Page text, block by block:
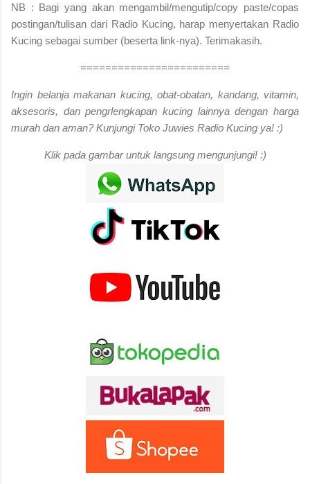
NB : Bagi yang akan mengambil/mengutip/copy paste/copas
postingan/tulisan dari Radio Kucing, harap menyertakan Radio
Kucing sebagai sumber (beserta link-nya). Terimakasih.
========================
Ingin belanja makanan kucing, obat-obatan, kandang, vitamin,
aksesoris, dan pengrlengkapan kucing lainnya dengan harga
murah dan aman? Kunjungi Toko Juwies Radio Kucing ya! :)
Klik pada gambar untuk langsung mengunjungi! :)